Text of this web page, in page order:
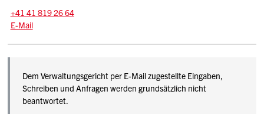
Tel.:
+41 41 819 26 64
E-Mail: verwaltungsgericht
E-Mail
Dem Verwaltungsgericht per E-Mail zugestellte Eingaben,
Schreiben und Anfragen werden grundsätzlich nicht
beantwortet.